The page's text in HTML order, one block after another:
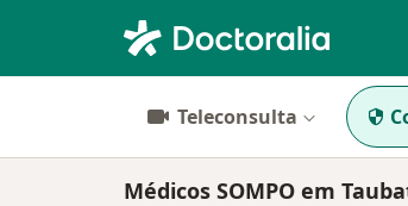
Teleconsulta
Médicos SOMPO em